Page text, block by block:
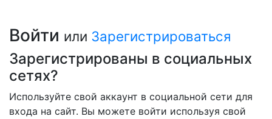
Войти или Зарегистрироваться
Зарегистрированы в социальных
сетях?
Используйте свой аккаунт в социальной сети для
входа на сайт. Вы можете войти используя свой